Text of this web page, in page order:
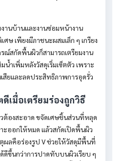
านบ้านและงานซ่อมหน้างาน
ศษ เพียงมีภาชนะผสมเล็ก ๆ เกรียง
ณ์สกัดพื้นผิวก็สามารถเตรียมงาน
น้ำเพิ่มหลังวัสดุเริ่มเซ็ตตัว เพราะ
สียและลดประสิทธิภาพการอุดรั่ว
เมื่อเตรียมร่องถูกวิธี
ต้องสะอาด ขจัดเศษชิ้นส่วนที่หลุด
ะออกให้หมด แล้วสกัดเปิดพื้นผิว
ผลคือร่องรูป V ช่วยให้วัสดุมีพื้นที่
ดีขึ้นกว่าการปาดทับบนผิวเรียบ ๆ